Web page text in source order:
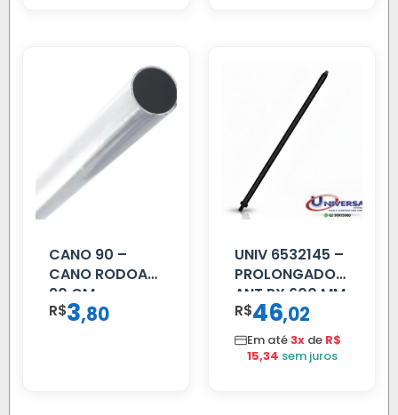
CANO 90 –
CANO RODOAR
90 CM
R$3,80
UNIV 6532145 –
PROLONGADOR
ANT PX 600 MM
FIBRA PRETA
R$46,02
Em até3x de R$
15,34 sem juros